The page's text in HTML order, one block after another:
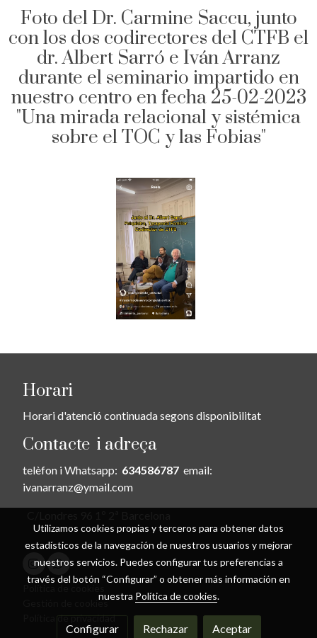
Foto del Dr. Carmine Saccu, junto
con los dos codirectores del CTFB el
dr. Albert Sarró e Iván Arranz
durante el seminario impartido en
nuestro centro en fecha 25-02-2023
"Una mirada relacional y sistémica
sobre el TOC y las Fobias"
Horari
Horari d'atenció continuada segons disponibilitat
Contacte i adreça
telèfon i Whatsapp: 634586787 email:
ivanarranz@ymail.com
Gestión de cookies
Política de privacidad
Utilizamos cookies propias y terceros para obtener datos
estadísticos de la navegación de nuestros usuarios y mejorar
nuestros servicios. Puedes configurar tus preferencias a
través del botón “Configurar” o obtener más información en
nuestra Política de cookies.
Configurar Rechazar Aceptar